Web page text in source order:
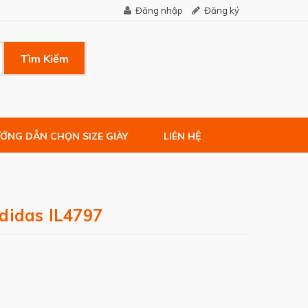
Đăng nhập Đăng ký
Tìm Kiếm
DẪN CHỌN SIZE GIÀY LIÊN HỆ
IL4797